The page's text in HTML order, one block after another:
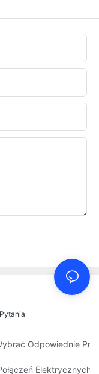
W Elektronice
Odpowiednie
Elektrycznych
Elektrycznych